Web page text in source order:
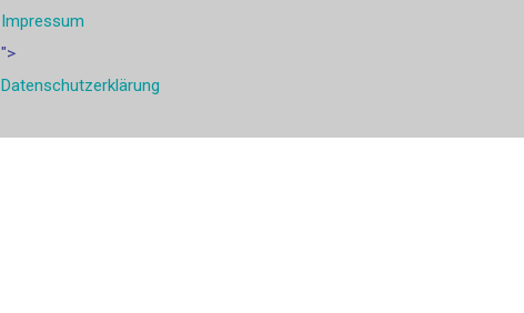
Impressum
">
Datenschutzerklärung